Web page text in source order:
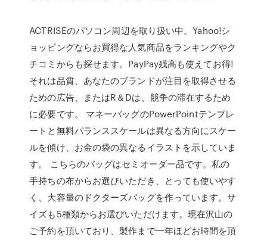
ACTRISEのパソコン周辺を取り扱い中。Yahoo!シ
ョッピングならお買得な人気商品をランキングやク
チコミからも探せます。PayPay残高も使えてお得!
それは品質、あなたのブランドが注目を取得させる
ための広告、またはR＆Dは、競争の滞在するため
に必要です。 マネーバッグのPowerPointテンプレ
ートと無料バランススケールは異なる方向にスケー
ルを傾け、お金の袋の異なるイラストを示していま
す。 こちらのバッグはセミオーダー品です。私の
手持ちの布からお選びいただき、とっても使いやす
く、大容量のドクターズバッグを作っています。サ
イズも5種類からお選びいただけます。現在沢山の
ご予約を頂いており、製作まで一年ほどお時間を頂